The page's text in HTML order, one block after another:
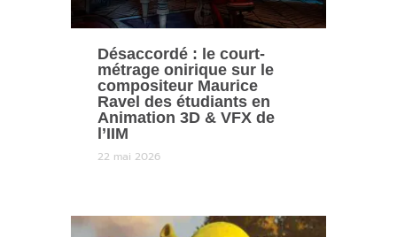
Désaccordé : le court-
métrage onirique sur le
compositeur Maurice
Ravel des étudiants en
Animation 3D & VFX de
l’IIM
22 mai 2026